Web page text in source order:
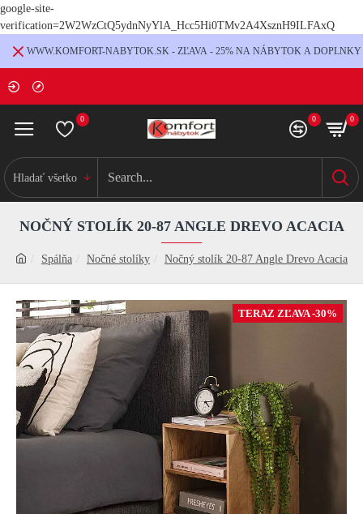
google-site-
verification=2W2WzCtQ5ydnNyYlA_Hcc5Hi0TMv2A4XsznH9ILFAxQ
WWW.KOMFORT-NABYTOK.SK - ZĽAVA - 25% NA NÁBYTOK A DOPLNKY
0 0 0
Hladať všetko
Spálňa Nočné stolíky Nočný stolík 20-87 Angle Drevo Acacia
NOČNÝ STOLÍK 20-87 ANGLE DREVO ACACIA
TERAZ ZĽAVA -30%